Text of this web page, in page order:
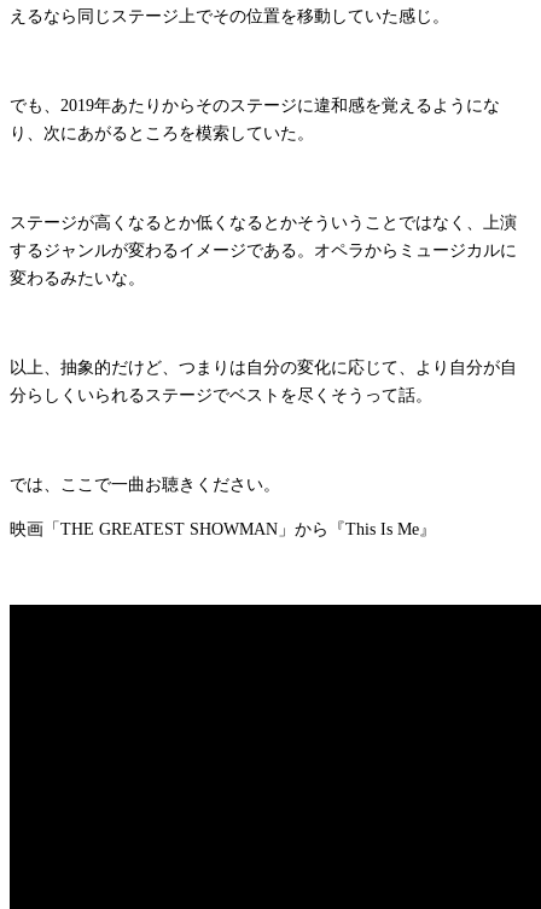
えるなら同じステージ上でその位置を移動していた感じ。
でも、2019年あたりからそのステージに違和感を覚えるようにな
り、次にあがるところを模索していた。
ステージが高くなるとか低くなるとかそういうことではなく、上演
するジャンルが変わるイメージである。オペラからミュージカルに
変わるみたいな。
以上、抽象的だけど、つまりは自分の変化に応じて、より自分が自
分らしくいられるステージでベストを尽くそうって話。
では、ここで一曲お聴きください。
映画「THE GREATEST SHOWMAN」から『This Is Me』